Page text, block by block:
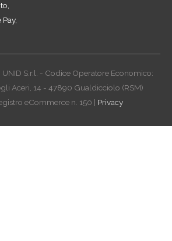
S.r.l. - Codice Operatore Economico:
Aceri, 14 - 47890 Gualdicciolo (RSM)
eCommerce n. 150 | Privacy